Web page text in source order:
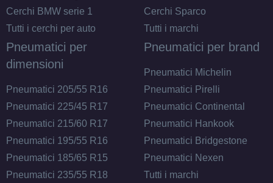
Cerchi BMW serie 1
Tutti i cerchi per auto
Cerchi Sparco
Tutti i marchi
Pneumatici per
dimensioni
Pneumatici 205/55 R16
Pneumatici 225/45 R17
Pneumatici 215/60 R17
Pneumatici 195/55 R16
Pneumatici 185/65 R15
Pneumatici 235/55 R18
Pneumatici per brand
Pneumatici Michelin
Pneumatici Pirelli
Pneumatici Continental
Pneumatici Hankook
Pneumatici Bridgestone
Pneumatici Nexen
Tutti i marchi